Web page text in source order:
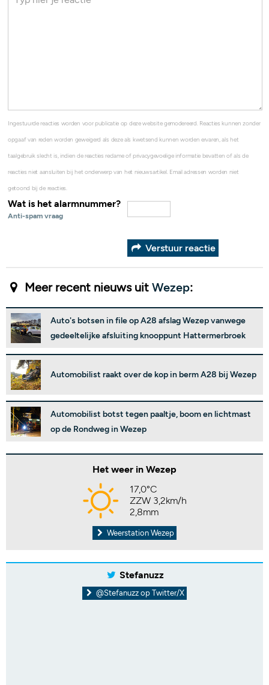
Ingestuurde reacties worden voor publicatie op deze website gemodereerd. Reacties kunnen zonder
opgaaf van reden worden geweigerd als deze als kwetsend kunnen worden ervaren, als het
taalgebruik slecht is, indien de reacties reclame of privacygevoelige informatie bevatten of als de
reacties niet aansluiten bij het onderwerp van het nieuwsartikel. Email adressen worden niet
getoond bij de reacties.
Wat is het alarmnummer?
Anti-spam vraag
Verstuur reactie
Meer recent nieuws uit Wezep:
Auto's botsen in file op A28 afslag Wezep vanwege
gedeeltelijke afsluiting knooppunt Hattermerbroek
Automobilist raakt over de kop in berm A28 bij Wezep
Automobilist botst tegen paaltje, boom en lichtmast
op de Rondweg in Wezep
Het weer in Wezep
17,0°C
ZZW 3,2km/h
2,8mm
Weerstation Wezep
Stefanuzz
@Stefanuzz op Twitter/X